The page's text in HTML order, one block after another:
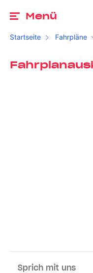
Menü
Startseite Fahrpläne
Sprich mit uns